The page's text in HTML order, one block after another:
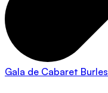
Gala de Cabaret